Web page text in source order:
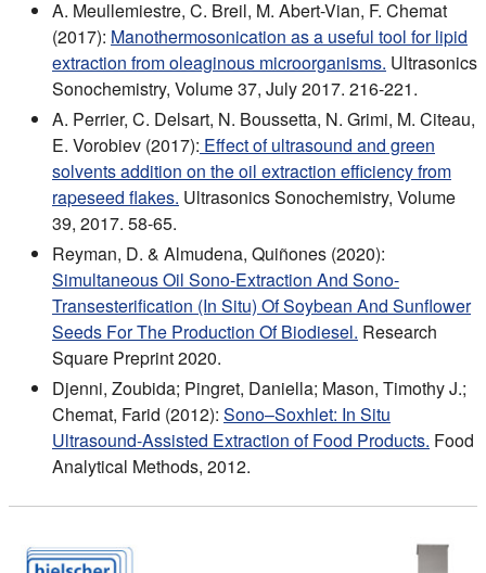
A. Meullemiestre, C. Breil, M. Abert-Vian, F. Chemat
(2017): Manothermosonication as a useful tool for lipid
extraction from oleaginous microorganisms. Ultrasonics
Sonochemistry, Volume 37, July 2017. 216-221.
A. Perrier, C. Delsart, N. Boussetta, N. Grimi, M. Citeau,
E. Vorobiev (2017): Effect of ultrasound and green
solvents addition on the oil extraction efficiency from
rapeseed flakes. Ultrasonics Sonochemistry, Volume
39, 2017. 58-65.
Reyman, D. & Almudena, Quiñones (2020):
Simultaneous Oil Sono-Extraction And Sono-
Transesterification (In Situ) Of Soybean And Sunflower
Seeds For The Production Of Biodiesel. Research
Square Preprint 2020.
Djenni, Zoubida; Pingret, Daniella; Mason, Timothy J.;
Chemat, Farid (2012): Sono–Soxhlet: In Situ
Ultrasound-Assisted Extraction of Food Products. Food
Analytical Methods, 2012.